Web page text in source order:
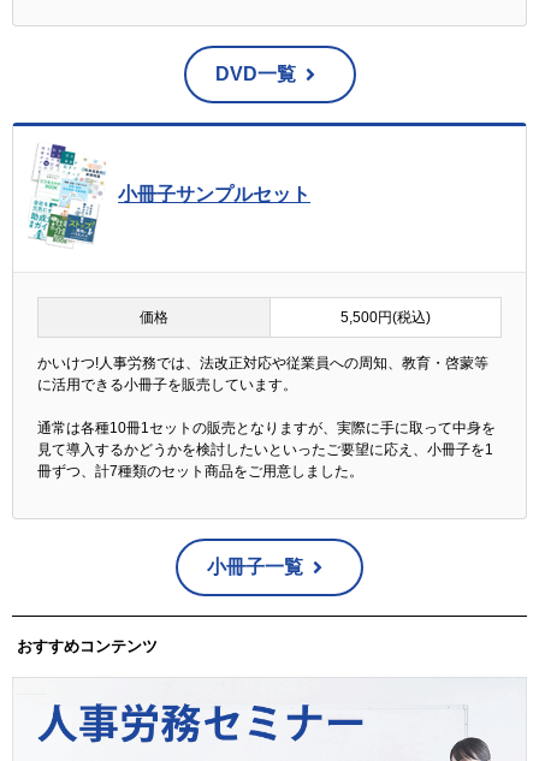
DVD一覧
小冊子サンプルセット
価格 5,500円(税込)
かいけつ!人事労務では、法改正対応や従業員への周知、教育・啓蒙等
に活用できる小冊子を販売しています。
通常は各種10冊1セットの販売となりますが、実際に手に取って中身を
見て導入するかどうかを検討したいといったご要望に応え、小冊子を1
冊ずつ、計7種類のセット商品をご用意しました。
小冊子一覧
おすすめコンテンツ